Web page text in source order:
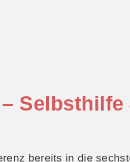
Selbsthilfe
bereits in die